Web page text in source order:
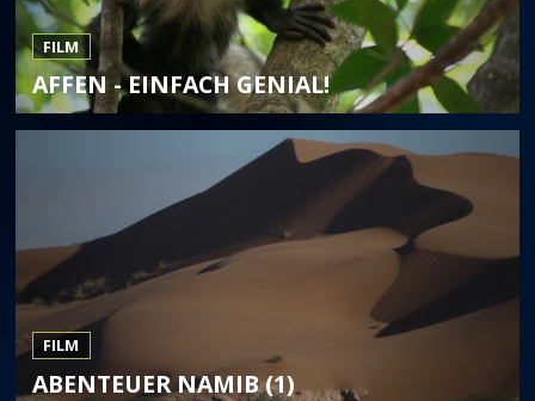
FILM
AFFEN - EINFACH GENIAL!
FILM
ABENTEUER NAMIB (1)